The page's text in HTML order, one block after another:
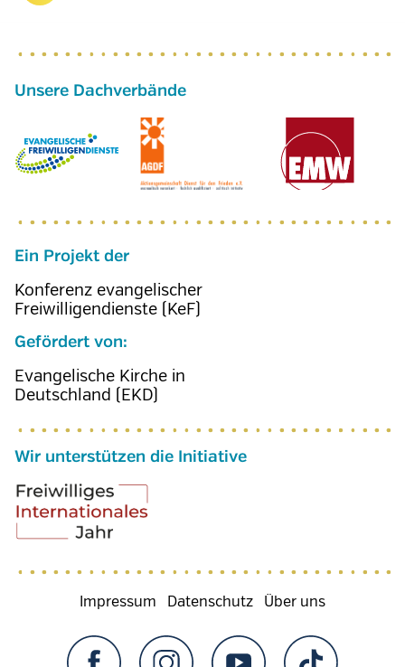
Ein Projekt der
Konferenz evangelischer
Freiwilligendienste (KeF)
Gefördert von:
Evangelische Kirche in
Deutschland (EKD)
Wir unterstützen die Initiative
Fußzeilenmenü
Impressum Datenschutz Über uns